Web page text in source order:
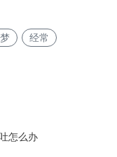
经常
怎么办